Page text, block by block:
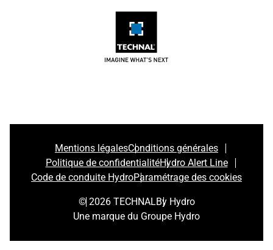
Mentions légalesConditions générales
Politique de confidentialitéHydro Alert Line
Code de conduite HydroParamétrage des cookies
© 2026 TECHNALBy Hydro
Une marque du Groupe Hydro